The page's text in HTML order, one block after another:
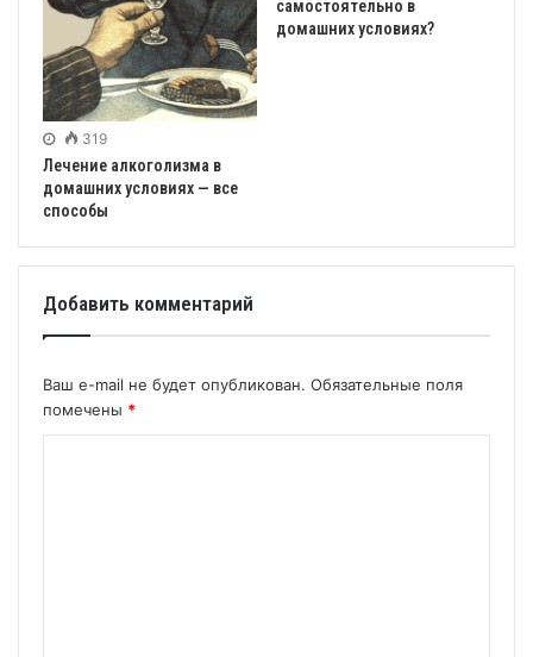
319
Лечение алкоголизма в
домашних условиях — все
способы
самостоятельно в
домашних условиях?
Добавить комментарий
Ваш e-mail не будет опубликован. Обязательные поля
помечены *